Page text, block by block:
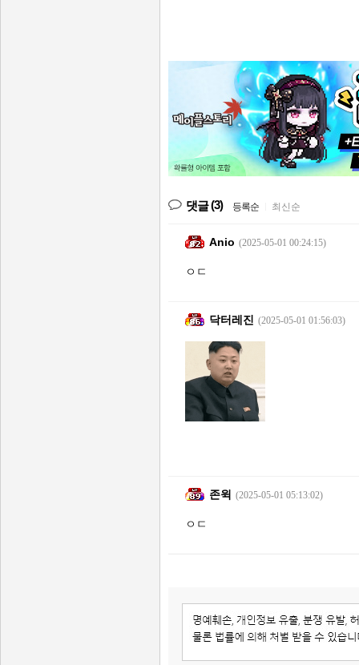
댓글(3) 등록순 최신순
Anio (2025-05-01 00:24:15)
ㅇㄷ
닥터레진 (2025-05-01 01:56:03)
존윅 (2025-05-01 05:13:02)
ㅇㄷ